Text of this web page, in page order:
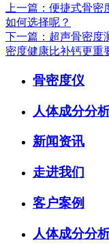
上一篇：便捷式骨
如何选择呢？
下一篇：超声骨密度
密度健康比补钙更重
骨密度仪
人体成分分
新闻资讯
走进我们
客户案例
人体成分分